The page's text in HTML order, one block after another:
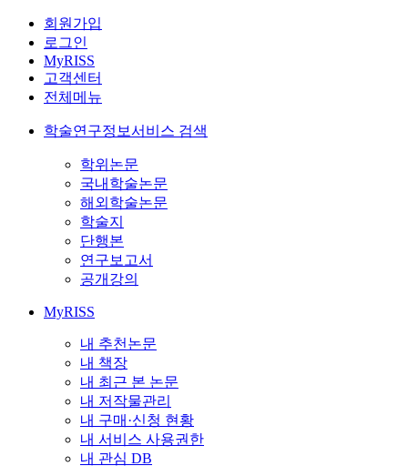
회원가입
로그인
MyRISS
고객센터
전체메뉴
학술연구정보서비스 검색
학위논문
국내학술논문
해외학술논문
학술지
단행본
연구보고서
공개강의
MyRISS
내 추천논문
내 책장
내 최근 본 논문
내 저작물관리
내 구매·신청 현황
내 서비스 사용권한
내 관심 DB